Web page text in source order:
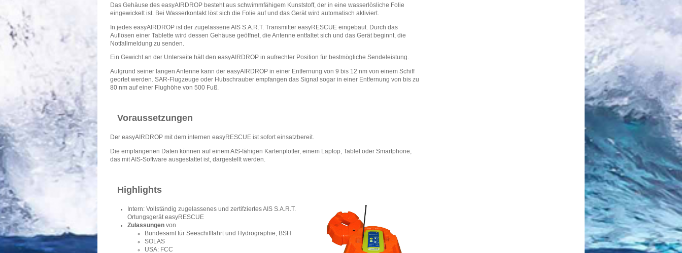
Das Gehäuse des easyAIRDROP besteht aus schwimmfähigem Kunststoff, der in eine wasserlösliche Folie
eingewickelt ist. Bei Wasserkontakt löst sich die Folie auf und das Gerät wird automatisch aktiviert.
In jedes easyAIRDROP ist der zugelassene AIS S.A.R.T. Transmitter easyRESCUE eingebaut. Durch das
Auflösen einer Tablette wird dessen Gehäuse geöffnet, die Antenne entfaltet sich und das Gerät beginnt, die
Notfallmeldung zu senden.
Ein Gewicht an der Unterseite hält den easyAIRDROP in aufrechter Position für bestmögliche Sendeleistung.
Aufgrund seiner langen Antenne kann der easyAIRDROP in einer Entfernung von 9 bis 12 nm von einem Schiff
geortet werden. SAR-Flugzeuge oder Hubschrauber empfangen das Signal sogar in einer Entfernung von bis zu
80 nm auf einer Flughöhe von 500 Fuß.
Voraussetzungen
Der easyAIRDROP mit dem internen easyRESCUE ist sofort einsatzbereit.
Die empfangenen Daten können auf einem AIS-fähigen Kartenplotter, einem Laptop, Tablet oder Smartphone,
das mit AIS-Software ausgestattet ist, dargestellt werden.
Highlights
Intern: Vollständig zugelassenes und zertifziertes AIS S.A.R.T.
Ortungsgerät easyRESCUE
Zulassungen von
Bundesamt für Seeschifffahrt und Hydrographie, BSH
SOLAS
USA: FCC